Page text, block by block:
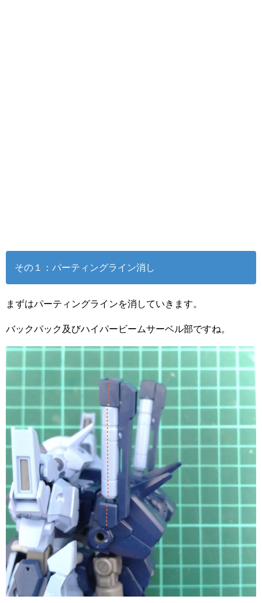
その１：パーティングライン消し
まずはパーティングラインを消していきます。
バックパック及びハイパービームサーベル部ですね。